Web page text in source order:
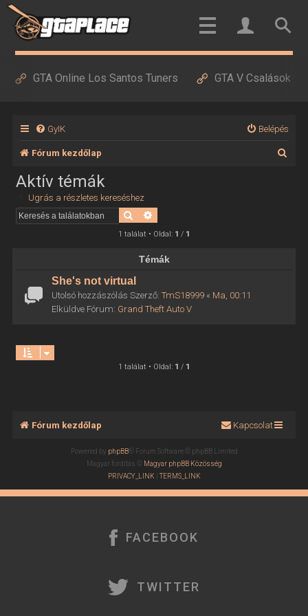
GTA Online Los Santos Tuners GTA V Csalások
GyIK Belépés
Fórum kezdőlap
Aktív témák
Ugrás a részletes kereséshez
Keresés
1 találat • Oldal: 1 / 1
Témák
She's not virtual
Utolsó hozzászólás Szerző: TmS18999« Ma, 00:11
Elküldve Fórum: Grand Theft Auto V
1 találat • Oldal: 1 / 1
Fórum kezdőlap Kapcsolat
Powered by phpBB® Forum Software © phpBB Limited
Magyar fordítás ©
Magyar phpBB Közösség
PRIVACY_LINK| TERMS_LINK
FACEBOOK
TWITTER